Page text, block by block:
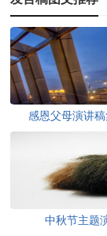
感恩父母演讲
中秋节主题